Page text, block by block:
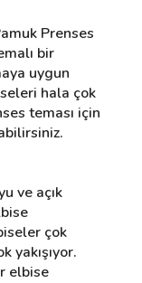
Prenses
bir
uygun
hala çok
teması için
ve açık
çok
yakışıyor.
elbise